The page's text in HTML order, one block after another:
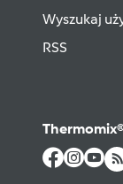
Wyszukaj
RSS
Thermomix®